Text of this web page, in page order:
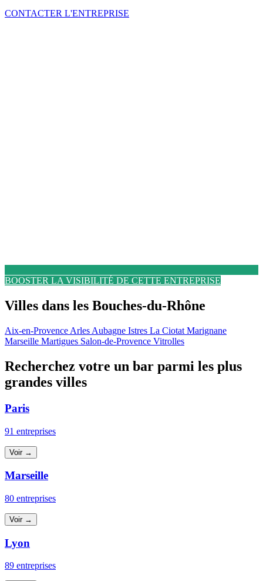
CONTACTER L'ENTREPRISE
BOOSTER LA VISIBILITÉ DE CETTE ENTREPRISE
Villes dans les Bouches-du-Rhône
Aix-en-Provence Arles Aubagne Istres La Ciotat Marignane
Marseille Martigues Salon-de-Provence Vitrolles
Recherchez votre un bar parmi les plus
grandes villes
Paris
91 entreprises
Voir →
Marseille
80 entreprises
Voir →
Lyon
89 entreprises